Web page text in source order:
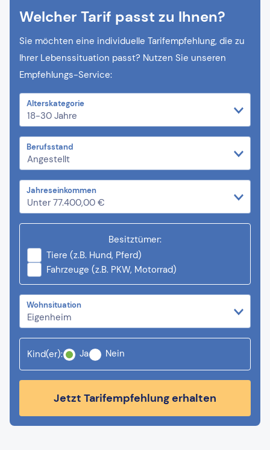
Welcher Tarif passt zu Ihnen?
Sie möchten eine individuelle Tarifempfehlung, die zu
Ihrer Lebenssituation passt? Nutzen Sie unseren
Empfehlungs-Service:
Alterskategorie
Berufsstand
Jahreseinkommen
Besitztümer:
Tiere (z.B. Hund, Pferd)
Fahrzeuge (z.B. PKW, Motorrad)
Wohnsituation
Kind(er): Ja Nein
Jetzt Tarifempfehlung erhalten